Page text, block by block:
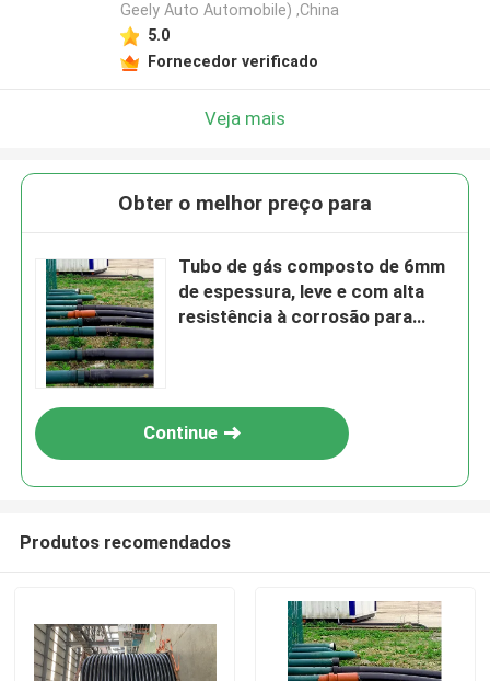
Geely Auto Automobile) ,China
5.0
Fornecedor verificado
Veja mais
Obter o melhor preço para
Tubo de gás composto de 6mm
de espessura, leve e com alta
resistência à corrosão para
Continue
Produtos recomendados